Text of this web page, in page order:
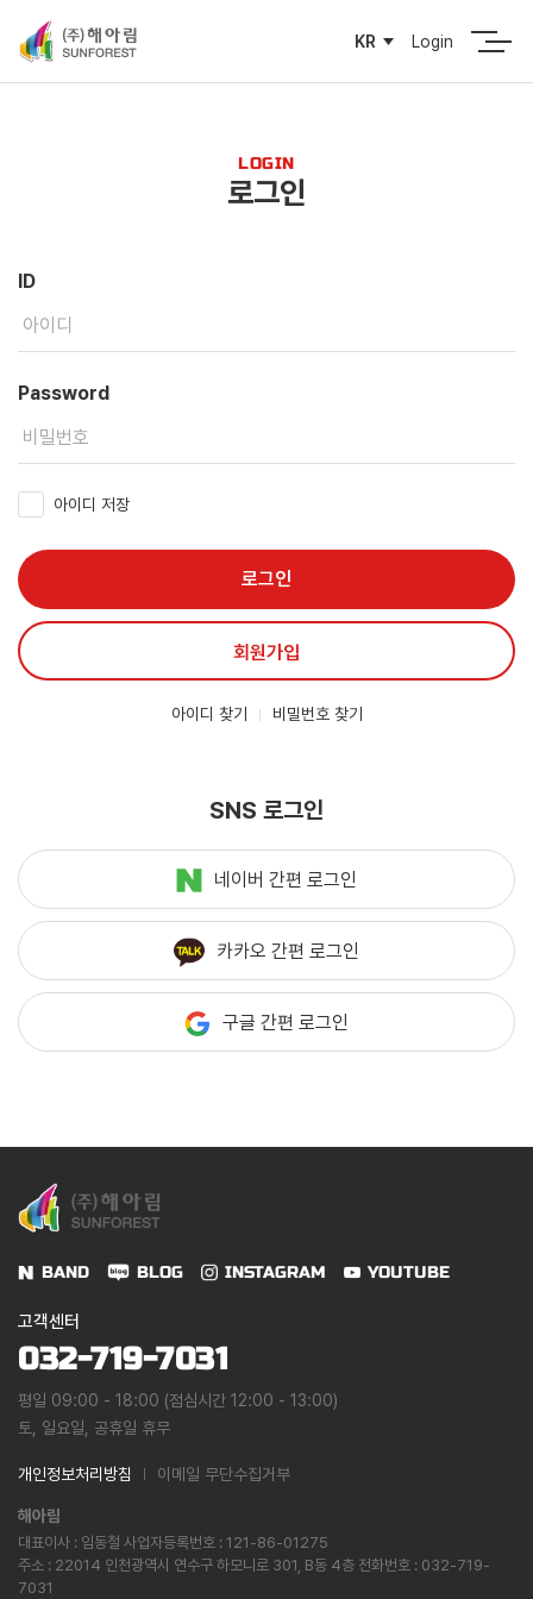
KR Login
LOGIN
로그인
ID
Password
아이디 저장
로그인
회원가입
아이디 찾기 비밀번호 찾기
SNS 로그인
네이버 간편 로그인
카카오 간편 로그인
구글 간편 로그인
BAND BLOG INSTAGRAM YOUTUBE
고객센터
032-719-7031
평일 09:00 - 18:00 (점심시간 12:00 - 13:00)
토, 일요일, 공휴일 휴무
개인정보처리방침 이메일 무단수집거부
해아림
대표이사 : 임동철 사업자등록번호 : 121-86-01275
주소 : 22014 인천광역시 연수구 하모니로 301, B동 4층 전화번호 : 032-719-
7031